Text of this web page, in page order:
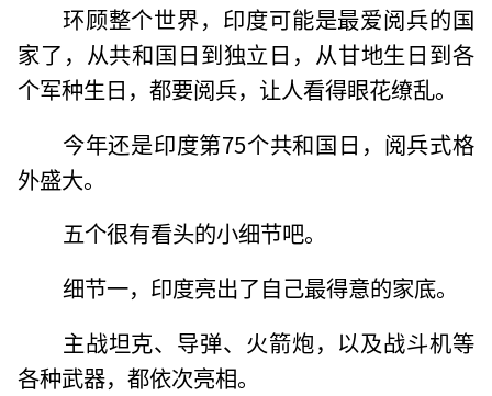
环顾整个世界，印度可能是最爱阅兵的国
家了，从共和国日到独立日，从甘地生日到各
个军种生日，都要阅兵，让人看得眼花缭乱。
今年还是印度第75个共和国日，阅兵式格
外盛大。
五个很有看头的小细节吧。
细节一，印度亮出了自己最得意的家底。
主战坦克、导弹、火箭炮，以及战斗机等
各种武器，都依次亮相。